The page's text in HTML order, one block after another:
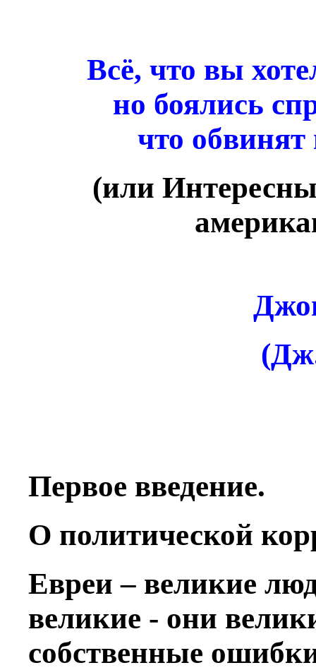
Всё, что вы
но боялись
что обвинят
(или
Первое введение.
O политической
Евреи – великие
великие - они
собственные